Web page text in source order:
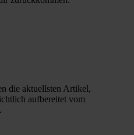
die aktuellsten Artikel,
aufbereitet vom